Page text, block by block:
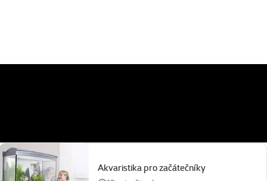
Akvaristika pro začátečníky